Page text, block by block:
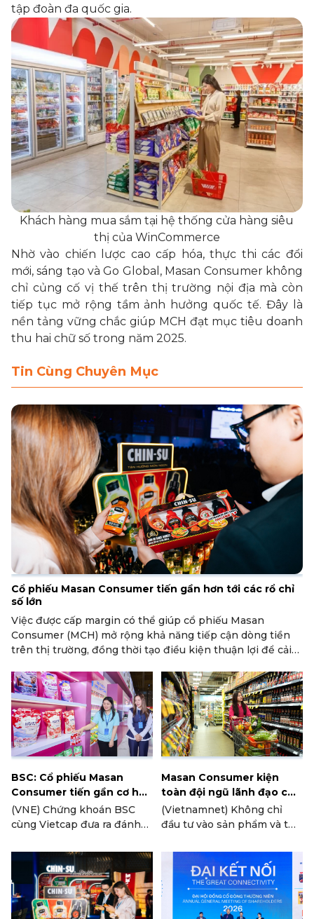
tập đoàn đa quốc gia.
Khách hàng mua sắm tại hệ thống cửa hàng siêu
thị của WinCommerce
Nhờ vào chiến lược cao cấp hóa, thực thi các đổi
mới, sáng tạo và Go Global, Masan Consumer không
chỉ củng cố vị thế trên thị trường nội địa mà còn
tiếp tục mở rộng tầm ảnh hưởng quốc tế. Đây là
nền tảng vững chắc giúp MCH đạt mục tiêu doanh
thu hai chữ số trong năm 2025.
Tin Cùng Chuyên Mục
Cổ phiếu Masan Consumer tiến gần hơn tới các rổ chỉ
số lớn
Việc được cấp margin có thể giúp cổ phiếu Masan
Consumer (MCH) mở rộng khả năng tiếp cận dòng tiền
trên thị trường, đồng thời tạo điều kiện thuận lợi để cải
BSC: Cổ phiếu Masan
Consumer tiến gần cơ hội
vào VN30
(VNE) Chứng khoán BSC
cùng Vietcap đưa ra đánh
Masan Consumer, với khả
năng được bổ sung vào
VN30 và FTSE Emerging
Markets Index trong các kỳ
rà soát tới.
Masan Consumer kiện
toàn đội ngũ lãnh đạo cho
giai đoạn tăng trưởng mới
(Vietnamnet) Không chỉ
đầu tư vào sản phẩm và thị
(HOSE: MCH) còn tiếp tục
đầu tư vào năng lực tổ chức
thông qua việc kiện toàn
đội ngũ lãnh đạo cấp cao.